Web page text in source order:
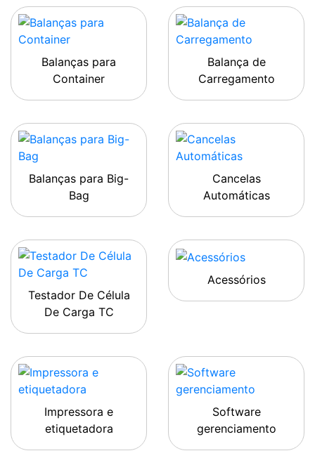
Balanças para
Container
Balança de
Carregamento
Balanças para Big-
Bag
Cancelas
Automáticas
Testador De Célula
De Carga TC
Acessórios
Impressora e
etiquetadora
Software
gerenciamento